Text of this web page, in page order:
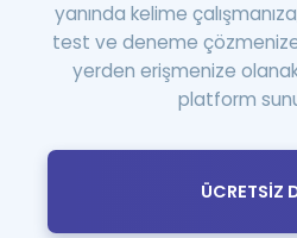
yanında kelime
test ve deneme çözmenize
yerden erişmenize
platform
ÜCRETSİZ